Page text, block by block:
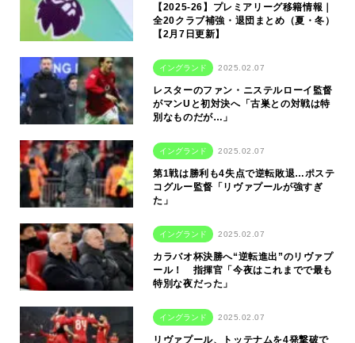
【2025-26】プレミアリーグ移籍情報｜
全20クラブ補強・退団まとめ（夏・冬）
【2月7日更新】
イングランド 2025.02.07
レスターのファン・ニステルローイ監督
がマンUと初対決へ「古巣との対戦は特
別なものだが…」
イングランド 2025.02.07
第1戦は勝利も4失点で逆転敗退…ポステ
コグルー監督「リヴァプールが強すぎ
た」
イングランド 2025.02.07
カラバオ杯決勝へ“逆転進出”のリヴァプ
ール！ 指揮官「今夜はこれまでで最も
特別な夜だった」
イングランド 2025.02.07
リヴァプール、トッテナムを4発撃破で